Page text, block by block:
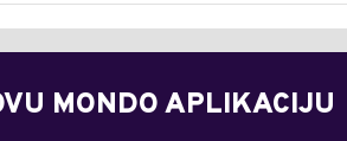
MONDO APLIKACIJU